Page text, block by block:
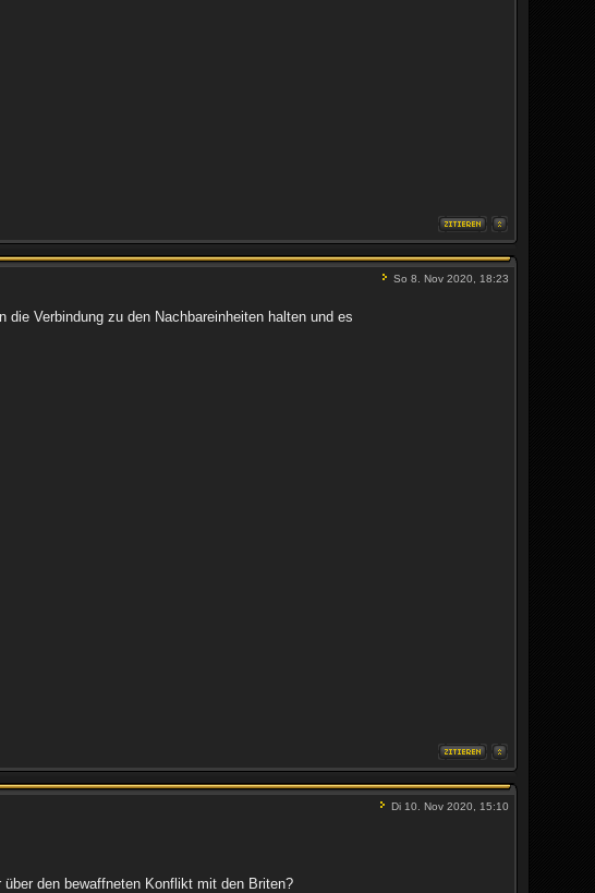
So 8. Nov 2020, 18:23
Verbindung zu den Nachbareinheiten halten und es
Di 10. Nov 2020, 15:10
den bewaffneten Konflikt mit den Briten?